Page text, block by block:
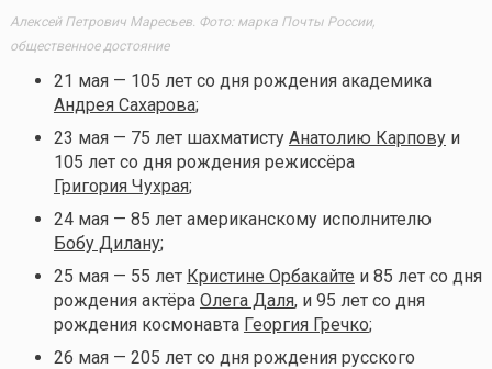
Алексей Петрович Маресьев. Фото: марка Почты России,
общественное достояние
21 мая — 105 лет со дня рождения академика
Андрея Сахарова;
23 мая — 75 лет шахматисту Анатолию Карповуи
105 лет со дня рождения режиссёра
Григория Чухрая;
24 мая — 85 лет американскому исполнителю
Бобу Дилану;
25 мая — 55 лет Кристине Орбакайте и 85 лет со дня
рождения актёра Олега Даля, и 95 лет со дня
рождения космонавта Георгия Гречко;
26 мая — 205 лет со дня рождения русского